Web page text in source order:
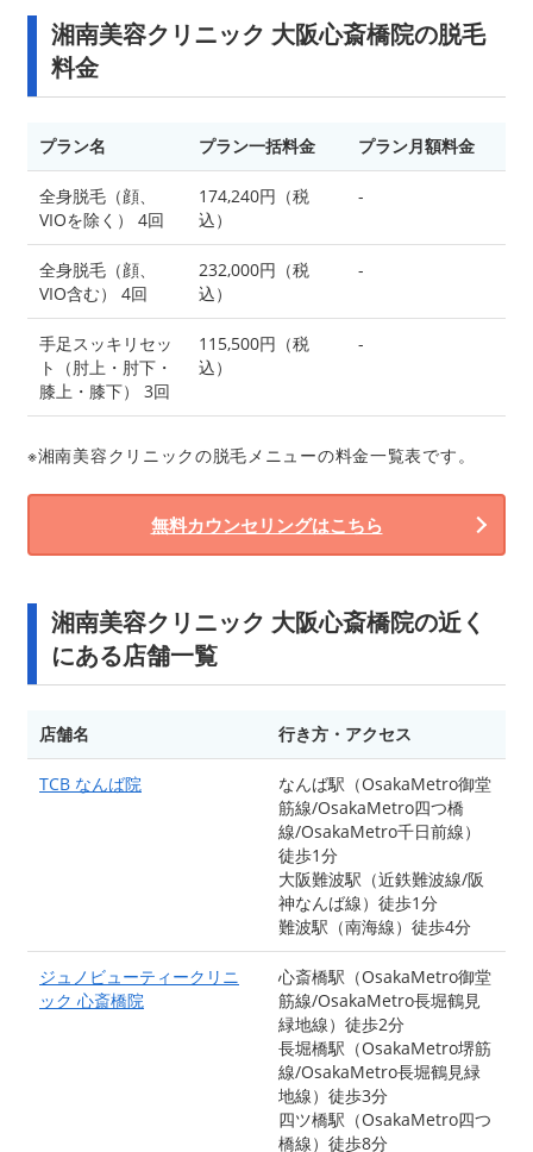
湘南美容クリニック 大阪心斎橋院の脱毛
料金
プラン名 プラン一括料金 プラン月額料金
全身脱毛（顔、
VIOを除く） 4回
174,240円（税
込）
-
全身脱毛（顔、
VIO含む） 4回
232,000円（税
込）
-
手足スッキリセッ
ト（肘上・肘下・
膝上・膝下） 3回
115,500円（税
込）
-
※湘南美容クリニックの脱毛メニューの料金一覧表です。
無料カウンセリングはこちら
湘南美容クリニック 大阪心斎橋院の近く
にある店舗一覧
店舗名 行き方・アクセス
TCB なんば院
なんば駅（OsakaMetro御堂
筋線/OsakaMetro四つ橋
線/OsakaMetro千日前線）
徒歩1分
大阪難波駅（近鉄難波線/阪
神なんば線）徒歩1分
難波駅（南海線）徒歩4分
ジュノビューティークリニ
ック 心斎橋院
心斎橋駅（OsakaMetro御堂
筋線/OsakaMetro長堀鶴見
緑地線）徒歩2分
長堀橋駅（OsakaMetro堺筋
線/OsakaMetro長堀鶴見緑
地線）徒歩3分
四ツ橋駅（OsakaMetro四つ
橋線）徒歩8分